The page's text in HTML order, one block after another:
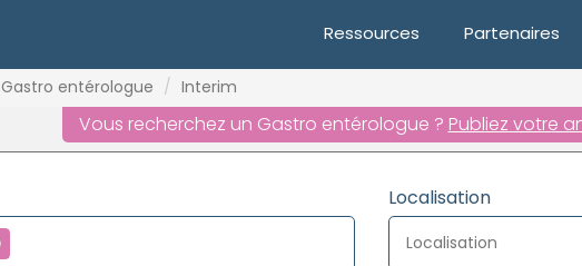
Ressources Partenaires
Gastro entérologue Interim
Vous recherchez un Gastro entérologue ? Publiez votre
Localisation